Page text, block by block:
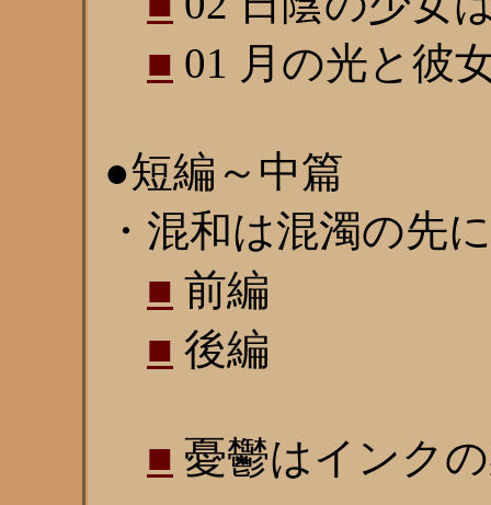
■ 01 月の光と彼
●短編～中篇
・混和は混濁の先
■ 前編
■ 後編
■ 憂鬱はインク